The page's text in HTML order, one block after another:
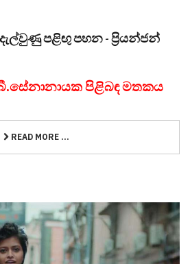
පළිඟු පහන - ප්‍රියන්ජන්
පිළිබඳ මතකය
READ MORE ...